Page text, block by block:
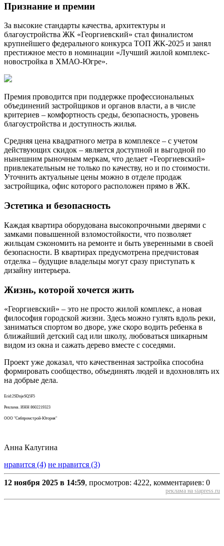
Признание и премии
За высокие стандарты качества, архитектуры и
благоустройства ЖК «Георгиевский» стал финалистом
крупнейшего федерального конкурса ТОП ЖК-2025 и занял
престижное место в номинации «Лучший жилой комплекс-
новостройка в ХМАО-Югре».
Премия проводится при поддержке профессиональных
объединений застройщиков и органов власти, а в числе
критериев ‒ комфортность среды, безопасность, уровень
благоустройства и доступность жилья.
Средняя цена квадратного метра в комплексе ‒ с учетом
действующих скидок ‒ является доступной и выгодной по
нынешним рыночным меркам, что делает «Георгиевский»
привлекательным не только по качеству, но и по стоимости.
Уточнить актуальные цены можно в отделе продаж
застройщика, офис которого расположен прямо в ЖК.
Эстетика и безопасность
Каждая квартира оборудована высокопрочными дверями с
замками повышенной взломостойкости, что позволяет
жильцам сэкономить на ремонте и быть уверенными в своей
безопасности. В квартирах предусмотрена предчистовая
отделка ‒ будущие владельцы могут сразу приступать к
дизайну интерьера.
Жизнь, которой хочется жить
«Георгиевский» ‒ это не просто жилой комплекс, а новая
философия городской жизни. Здесь можно гулять вдоль реки,
заниматься спортом во дворе, уже скоро водить ребенка в
ближайший детский сад или школу, любоваться шикарным
видом из окна и сажать дерево вместе с соседями.
Проект уже доказал, что качественная застройка способна
формировать сообщество, объединять людей и вдохновлять их
на добрые дела.
Erid:2SDnjeSQ5F5
Реклама. ИНН 8602219323
ООО "Сибпромстрой-Югория"
Анна Калугина
нравится (4) не нравится (3)
12 ноября 2025 в 14:59, просмотров: 4222, комментариев: 0
реклама на siapress.ru